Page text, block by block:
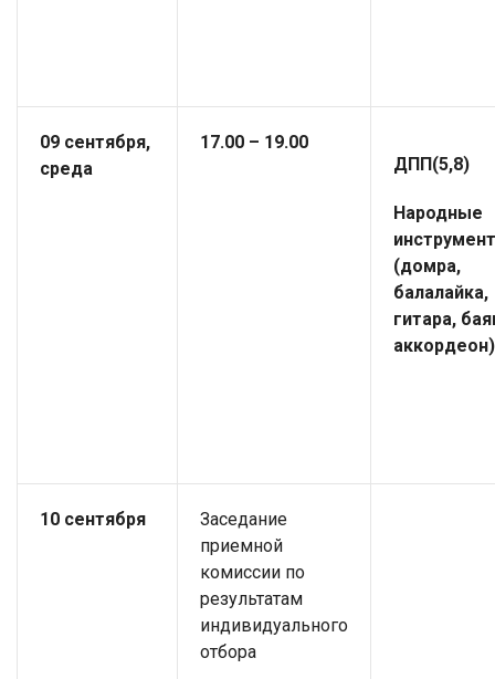
09 сентября,
среда
17.00 – 19.00
ДПП(5,8)
Народные
(домра,
балалайка,
гитара,
аккордеон)
10 сентября
Заседание
приемной
комиссии по
результатам
индивидуального
отбора